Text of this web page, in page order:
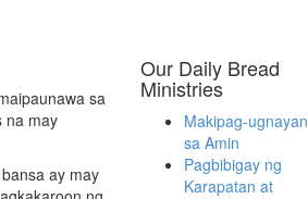
sa
na may
ay may
Our Daily Bread
Ministries
Makipag-ugnayan
sa Amin
Pagbibigay ng
Karapatan at